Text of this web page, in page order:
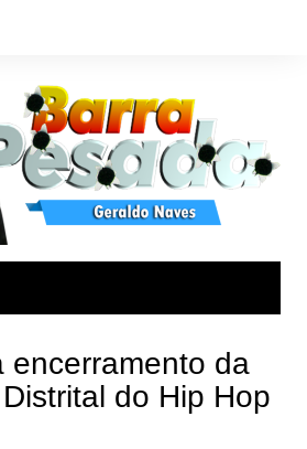
encerramento da
do Hip Hop